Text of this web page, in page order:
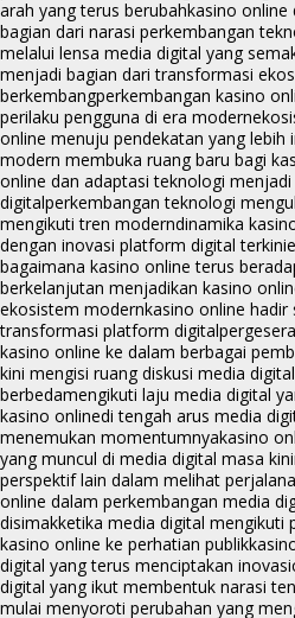
arah yang terus berubahkasino online
bagian dari narasi perkembangan
melalui lensa media digital yang
menjadi bagian dari transformasi
berkembangperkembangan kasino
perilaku pengguna di era modern
online menuju pendekatan yang lebih
modern membuka ruang baru bagi
online dan adaptasi teknologi
digitalperkembangan teknologi
mengikuti tren moderndinamika
dengan inovasi platform digital terkini
bagaimana kasino online terus
berkelanjutan menjadikan kasino
ekosistem modernkasino online hadir
transformasi platform digital
kasino online ke dalam berbagai
kini mengisi ruang diskusi media
berbedamengikuti laju media digital
kasino onlinedi tengah arus media
menemukan momentumnyakasino
yang muncul di media digital masa kini
perspektif lain dalam melihat
online dalam perkembangan media
disimakketika media digital mengikuti
kasino online ke perhatian publik
digital yang terus menciptakan inovasi
digital yang ikut membentuk narasi
mulai menyoroti perubahan yang